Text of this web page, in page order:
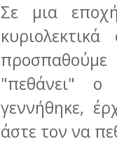
Σε μια
"πεθάνει" ο
γεννήθηκε,
άστε τον να